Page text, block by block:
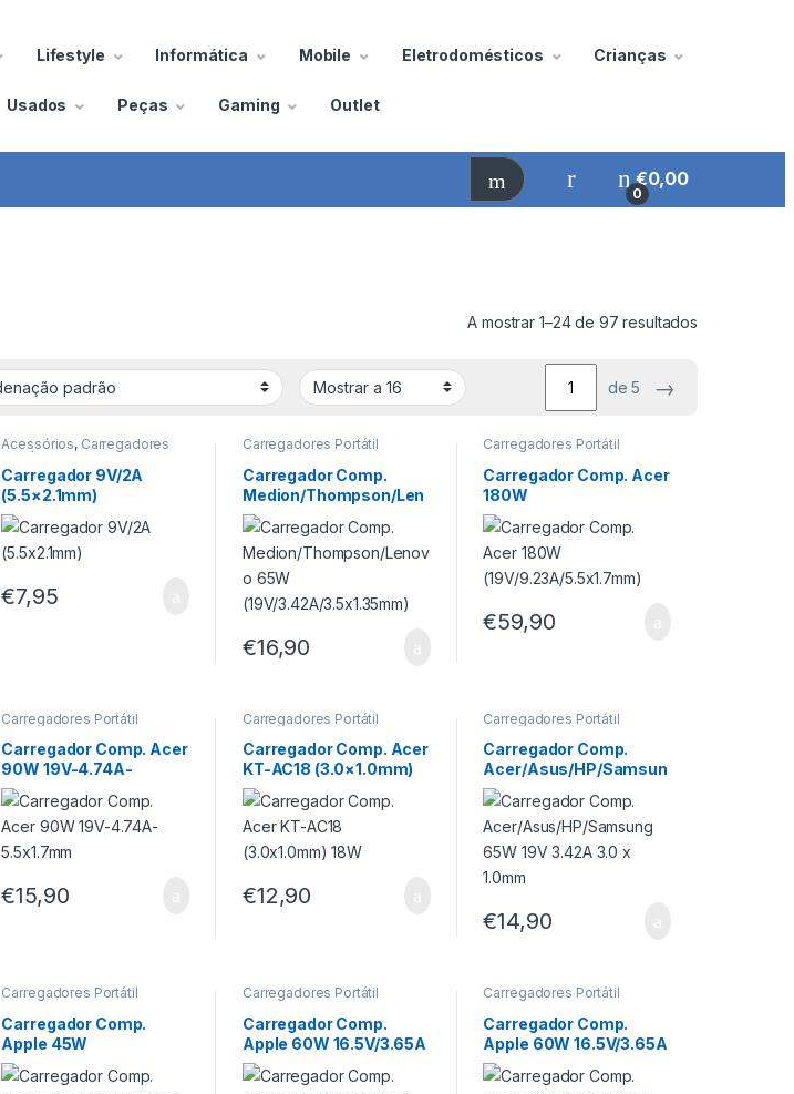
Lifestyle Informática Mobile Eletrodomésticos Crianças
Usados Peças Gaming Outlet
0
€0,00
A mostrar 1–24 de 97 resultados
de 5 →
Acessórios, Carregadores
Portátil
Carregador 9V/2A
(5.5×2.1mm)
€7,95
Carregadores Portátil
Carregador Comp.
Medion/Thompson/Len
ovo 65W
(19V/3.42A/3.5×1.35mm
)
€16,90
Carregadores Portátil
Carregador Comp. Acer
180W
(19V/9.23A/5.5×1.7mm)
€59,90
Carregadores Portátil
Carregador Comp. Acer
90W 19V-4.74A-
5.5×1.7mm
€15,90
Carregadores Portátil
Carregador Comp. Acer
KT-AC18 (3.0×1.0mm)
18W
€12,90
Carregadores Portátil
Carregador Comp.
Acer/Asus/HP/Samsun
g 65W 19V 3.42A 3.0 x
1.0mm
€14,90
Carregadores Portátil
Carregador Comp.
Apple 45W
14.85V/3.05A Magsafe
2
Carregadores Portátil
Carregador Comp.
Apple 60W 16.5V/3.65A
Magsafe 1
Carregadores Portátil
Carregador Comp.
Apple 60W 16.5V/3.65A
Magsafe 2